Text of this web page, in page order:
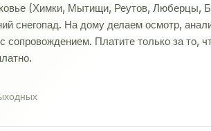
(Химки, Мытищи, Реутов, Люберцы,
снегопад. На дому делаем осмотр,
Платите только за то,